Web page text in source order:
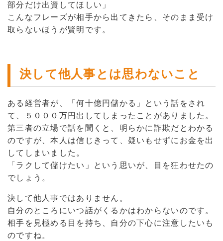
部分だけ出資してほしい」
こんなフレーズが相手から出てきたら、そのまま受け
取らないほうが賢明です。
決して他人事とは思わないこと
ある経営者が、「何十億円儲かる」という話をされ
て、５０００万円出してしまったことがありました。
第三者の立場で話を聞くと、明らかに詐欺だとわかる
のですが、本人は信じきって、疑いもせずにお金を出
してしまいました。
「ラクして儲けたい」という思いが、目を狂わせたの
でしょう。
決して他人事ではありません。
自分のところにいつ話がくるかはわからないのです。
相手を見極める目を持ち、自分の下心に注意したいも
のですね。